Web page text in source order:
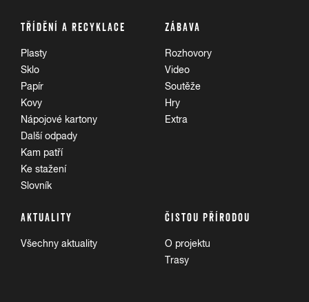
TŘÍDĚNÍ A RECYKLACE
Plasty
Sklo
Papír
Kovy
Nápojové kartony
Další odpady
Kam patří
Ke stažení
Slovník
ZÁBAVA
Rozhovory
Video
Soutěže
Hry
Extra
AKTUALITY
Všechny aktuality
ČISTOU PŘÍRODOU
O projektu
Trasy